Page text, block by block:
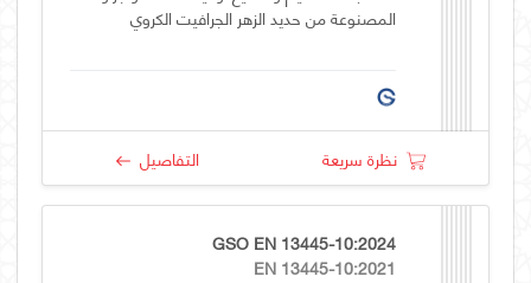
المصنوعة من حديد الزهر الجرافيت الكروي
نظرة سريعة التفاصيل
GSO EN 13445-10:2024
EN 13445-10:2021